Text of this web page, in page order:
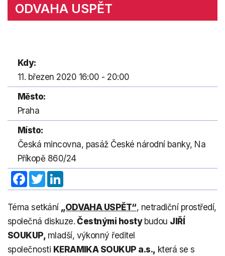
ODVAHA USPĚT
Kdy:
11. březen 2020 16:00 - 20:00
Město:
Praha
Místo:
Česká mincovna, pasáž České národní banky, Na
Příkopě 860/24
Facebook
Twitter
Téma setkání „ODVAHA USPĚT“, netradiční prostředí,
společná diskuze.Čestnými hosty budou JIŘÍ
SOUKUP, mladší, výkonný ředitel
společnosti KERAMIKA SOUKUP a.s., která se s